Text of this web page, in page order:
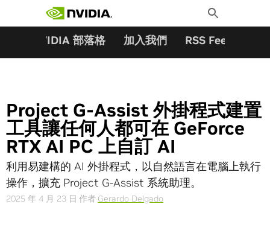
Toggle
Search
NVIDIA 部落格 加入我們 RSS Feeds
Project G-Assist 外掛程式建置
工具讓任何人都可在 GeForce
RTX AI PC 上自訂 AI
利用易建構的 AI 外掛程式，以自然語言在電腦上執行
操作，擴充 Project G-Assist 系統助理。
2025 年 4 月 23 日 作者 Gerardo Delgado